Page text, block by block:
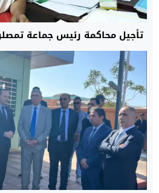
تأجيل محاكمة رئيس جماعة